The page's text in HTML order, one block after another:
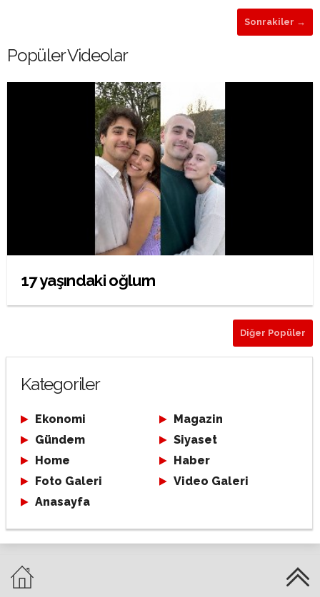
Sonrakiler →
Popüler Videolar
17 yaşındaki oğlum
Diğer Popüler
Kategoriler
Ekonomi
Magazin
Gündem
Siyaset
Home
Haber
Foto Galeri
Video Galeri
Anasayfa